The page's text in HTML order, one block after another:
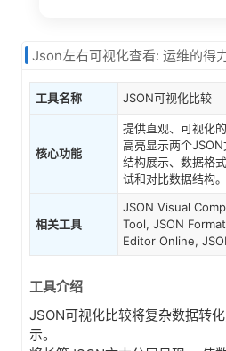
Json左右可视化查看: 运维的得
工具名称 JSON可视化比较
核心功能
提供直观、可视化
高亮显示两个
结构展示、数据格
试和对比数据结构。
相关工具
JSON Visual
Tool, JSON
Editor Online,
工具介绍
JSON可视化比较将复杂数据转
示。